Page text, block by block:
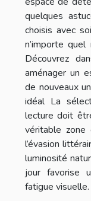
quelques
choisis avec
n’importe
Découvrez
aménager un
de nouveaux
idéal La
lecture doit
véritable
l’évasion
luminosité
jour favorise
fatigue